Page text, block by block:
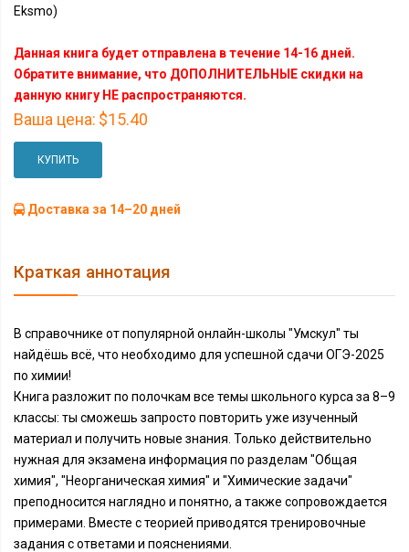
Eksmo)
Данная книга будет отправлена в течение 14-16 дней.
Обратите внимание, что ДОПОЛНИТЕЛЬНЫЕ скидки на
данную книгу НЕ распространяются.
Ваша цена: $15.40
КУПИТЬ
Доставка за 14–20 дней
Краткая аннотация
В справочнике от популярной онлайн-школы "Умскул" ты
найдёшь всё, что необходимо для успешной сдачи ОГЭ-2025
по химии!
Книга разложит по полочкам все темы школьного курса за 8–9
классы: ты сможешь запросто повторить уже изученный
материал и получить новые знания. Только действительно
нужная для экзамена информация по разделам "Общая
химия", "Неорганическая химия" и "Химические задачи"
преподносится наглядно и понятно, а также сопровождается
примерами. Вместе с теорией приводятся тренировочные
задания с ответами и пояснениями.